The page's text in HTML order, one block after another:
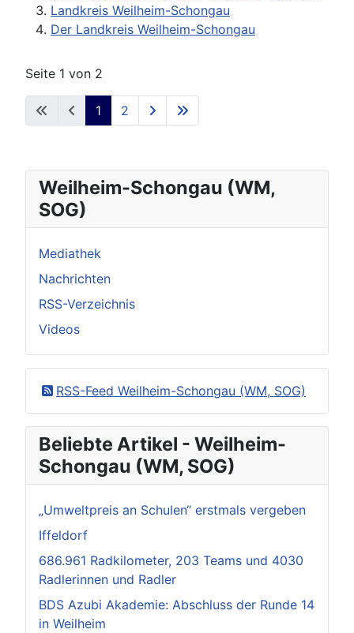
Landkreis Weilheim-Schongau
Der Landkreis Weilheim-Schongau
Seite 1 von 2
1 2
Weilheim-Schongau (WM,
SOG)
Mediathek
Nachrichten
RSS-Verzeichnis
Videos
RSS-Feed Weilheim-Schongau (WM, SOG)
Beliebte Artikel - Weilheim-
Schongau (WM, SOG)
„Umweltpreis an Schulen“ erstmals vergeben
Iffeldorf
686.961 Radkilometer, 203 Teams und 4030
Radlerinnen und Radler
BDS Azubi Akademie: Abschluss der Runde 14
in Weilheim